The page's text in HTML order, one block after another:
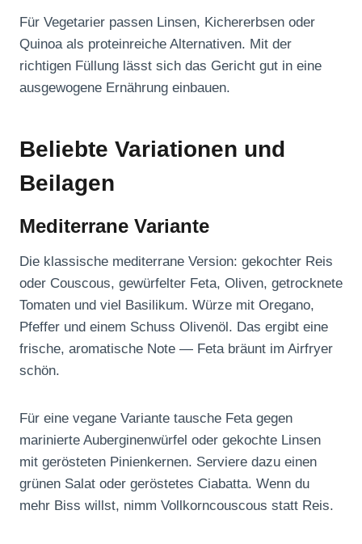
Für Vegetarier passen Linsen, Kichererbsen oder
Quinoa als proteinreiche Alternativen. Mit der
richtigen Füllung lässt sich das Gericht gut in eine
ausgewogene Ernährung einbauen.
Beliebte Variationen und
Beilagen
Mediterrane Variante
Die klassische mediterrane Version: gekochter Reis
oder Couscous, gewürfelter Feta, Oliven, getrocknete
Tomaten und viel Basilikum. Würze mit Oregano,
Pfeffer und einem Schuss Olivenöl. Das ergibt eine
frische, aromatische Note — Feta bräunt im Airfryer
schön.
Für eine vegane Variante tausche Feta gegen
marinierte Auberginenwürfel oder gekochte Linsen
mit gerösteten Pinienkernen. Serviere dazu einen
grünen Salat oder geröstetes Ciabatta. Wenn du
mehr Biss willst, nimm Vollkorncouscous statt Reis.